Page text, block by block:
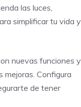
las luces,
simplificar tu vida y
nuevas funciones y
Configura
de tener